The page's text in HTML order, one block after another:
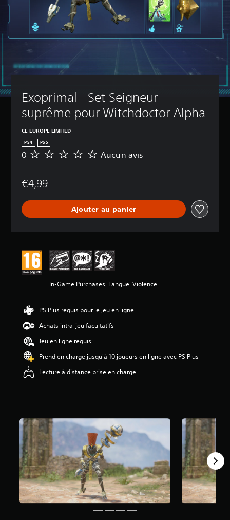
Exoprimal - Set Seigneur
suprême pour Witchdoctor Alpha
CE EUROPE LIMITED
PS4 PS5
A
u
a
v
0 Aucun avis
€4,99
Ajouter au panier
In-Game Purchases, Langue, Violence
PS Plus requis pour le jeu en ligne
Achats intra-jeu facultatifs
Jeu en ligne requis
Prend en charge jusqu'à 10 joueurs en ligne avec PS Plus
Lecture à distance prise en charge